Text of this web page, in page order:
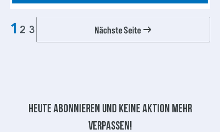
1 2 3 Nächste Seite
Heute abonnieren und keine aktion mehr
verpassen!